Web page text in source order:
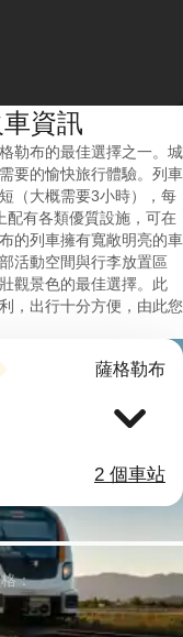
資訊
勒布的最佳選擇之一。城
要的愉快旅行體驗。列車
（大概需要3小時），每
配有各類優質設施，可在
的列車擁有寬敞明亮的車
活動空間與行李放置區
觀景色的最佳選擇。此
，出行十分方便，由此您
薩格勒布
2 個車站
：